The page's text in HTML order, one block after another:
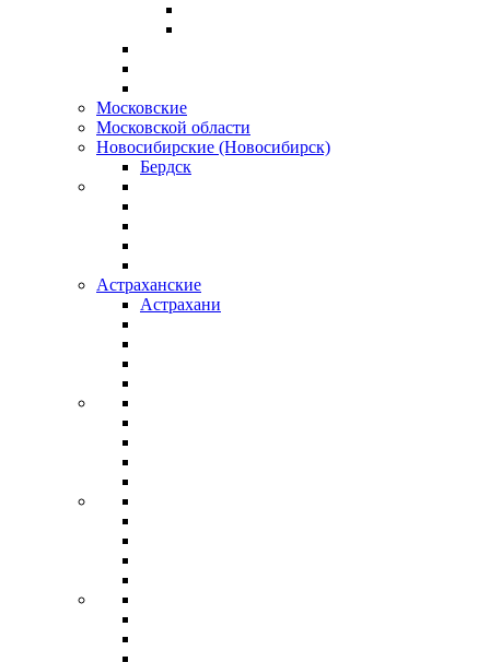
Московские
Московской области
Новосибирские (Новосибирск)
Бердск
Астраханские
Астрахани